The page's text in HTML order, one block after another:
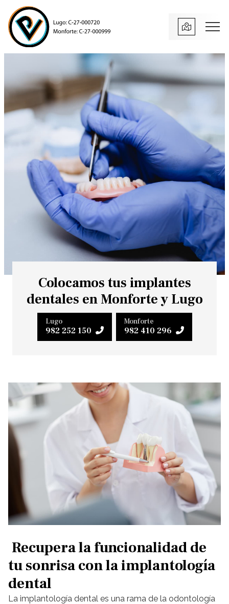
Colocamos tus implantes
dentales en Monforte y Lugo
Lugo
982 252 150
Monforte
982 410 296
Recupera la funcionalidad de
tu sonrisa con la implantología
dental
La implantología dental es una rama de la odontología